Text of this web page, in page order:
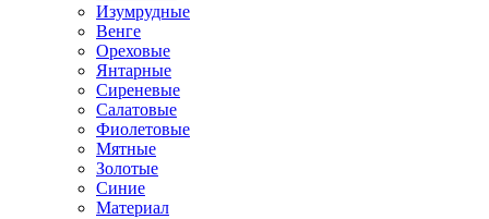
Изумрудные
Венге
Ореховые
Янтарные
Сиреневые
Салатовые
Фиолетовые
Мятные
Золотые
Синие
Материал